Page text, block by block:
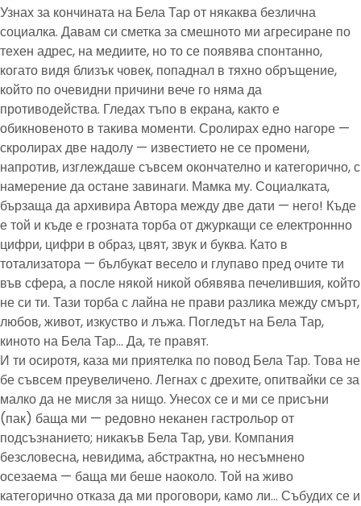
Узнах за кончината на Бела Тар от някаква безлична
социалка. Давам си сметка за смешното ми агресиране по
техен адрес, на медиите, но то се появява спонтанно,
когато видя близък човек, попаднал в тяхно обръщение,
който по очевидни причини вече го няма да
противодейства. Гледах тъпо в екрана, както е
обикновеното в такива моменти. Сролирах едно нагоре —
скролирах две надолу — известието не се промени,
напротив, изглеждаше съвсем окончателно и категорично, с
намерение да остане завинаги. Мамка му. Социалката,
бързаща да архивира Автора между две дати — него! Къде
е той и къде е грозната торба от джуркащи се електроннно
цифри, цифри в образ, цвят, звук и буква. Като в
тотализатора — бълбукат весело и глупаво пред очите ти
във сфера, а после някой никой обявява печелившия, който
не си ти. Тази торба с лайна не прави разлика между смърт,
любов, живот, изкуство и лъжа. Погледът на Бела Тар,
киното на Бела Тар… Да, те правят.
И ти осиротя, каза ми приятелка по повод Бела Тар. Това не
бе съвсем преувеличено. Легнах с дрехите, опитвайки се за
малко да не мисля за нищо. Унесох се и ми се присъни
(пак) баща ми — редовно неканен гастрольор от
подсъзнанието; никакъв Бела Тар, уви. Компания
безсловесна, невидима, абстрактна, но несъмнено
осезаема — баща ми беше наоколо. Той на живо
категорично отказа да ми проговори, камо ли… Събудих се и